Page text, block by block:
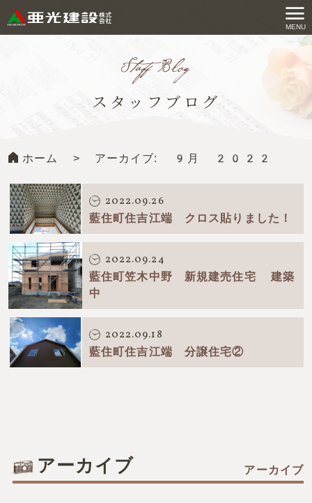
ン
ッ
す
る
亜光建設株式会社
MENU
スタッフブログ
ホーム > アーカイブ: 9月 2022
2022.09.26
藍住町住吉江端 クロス貼りました！
2022.09.24
藍住町笠木中野 新規建売住宅 建築
中
2022.09.18
藍住町住吉江端 分譲住宅②
アーカイブ